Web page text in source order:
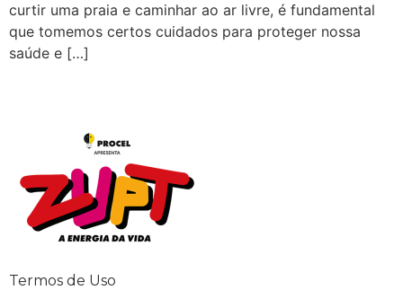
curtir uma praia e caminhar ao ar livre, é fundamental
que tomemos certos cuidados para proteger nossa
saúde e […]
Termos de Uso